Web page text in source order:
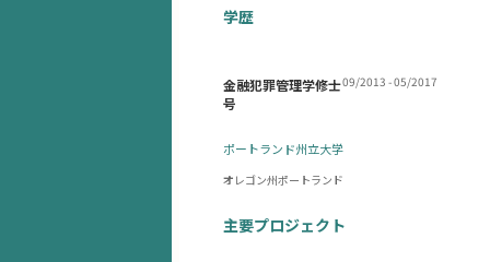
学歴
金融犯罪管理学修士
号
09/2013 - 05/2017
ポートランド州立大学
オレゴン州ポートランド
主要プロジェクト